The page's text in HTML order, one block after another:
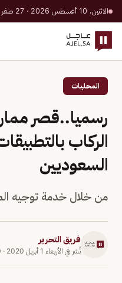
الاثنين، 10 أغسطس 2026 · 27 صفر 1448 هـ
المحليات
رسميا..قصر
الركاب
السعوديين
من خلال خدمة توجيه
فريق التحرير
نُشر في الأربعاء 1 أبريل 2020 ·